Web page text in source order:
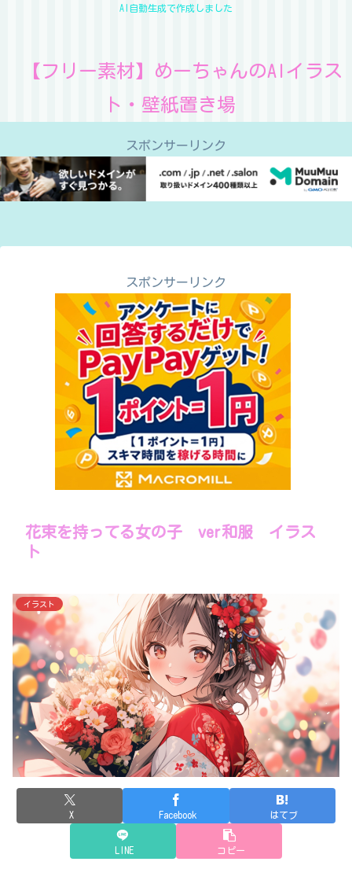
AI自動生成で作成しました
【フリー素材】めーちゃんのAIイラス
ト・壁紙置き場
スポンサーリンク
スポンサーリンク
花束を持ってる女の子 ver和服 イラス
ト
イラスト
X Facebook はてブ
LINE コピー